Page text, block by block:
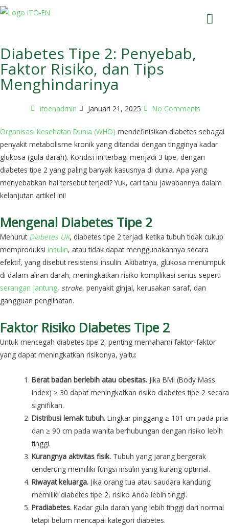
Diabetes Tipe 2: Penyebab,
Faktor Risiko, dan Tips
Menghindarinya
itoenadmin Januari 21, 2025 No Comments
Organisasi Kesehatan Dunia (WHO) mendefinisikan diabetes sebagai
penyakit metabolisme kronik yang ditandai dengan tingginya kadar
glukosa (gula darah). Kondisi ini terbagi menjadi 3 tipe, dengan
diabetes tipe 2 yang paling banyak kasusnya di dunia. Apa yang
menyebabkan hal tersebut terjadi? Yuk, cari tahu jawabannya dalam
kelanjutan artikel ini!
Mengenal Diabetes Tipe 2
Menurut Diabetes UK, diabetes tipe 2 terjadi ketika tubuh tidak cukup
memproduksi insulin, atau tidak dapat menggunakannya secara
efektif, yang disebut resistensi insulin. Akibatnya, glukosa menumpuk
di dalam aliran darah, meningkatkan risiko komplikasi serius seperti
serangan jantung, stroke, penyakit ginjal, kerusakan saraf, dan
gangguan penglihatan.
Faktor Risiko Diabetes Tipe 2
Untuk mencegah diabetes tipe 2, penting memahami faktor-faktor
yang dapat meningkatkan risikonya, yaitu:
Berat badan berlebih atau obesitas.Jika BMI (Body Mass
Index) ≥ 30 dapat meningkatkan risiko diabetes tipe 2 secara
signifikan.
Distribusi lemak tubuh.Lingkar pinggang ≥ 101 cm pada pria
dan ≥ 90 cm pada wanita berhubungan dengan risiko lebih
tinggi.
Kurangnya aktivitas fisik.Tubuh yang jarang bergerak
cenderung memiliki fungsi insulin yang kurang optimal.
Riwayat keluarga. Jika orang tua atau saudara kandung
memiliki diabetes tipe 2, risiko Anda lebih tinggi.
Pradiabetes. Kadar gula darah yang lebih tinggi dari normal
tetapi belum mencapai kategori diabetes.